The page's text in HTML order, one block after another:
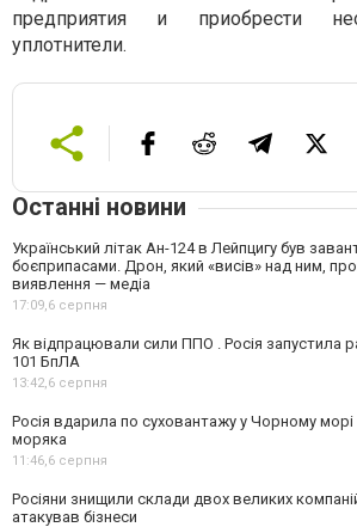
предприятия и приобрести
уплотнители.
Останні новини
Український літак Ан-124 в Лейпцигу був
боєприпасами. Дрон, який «висів» над ним,
виявлення — медіа
17:09,6 серпня
Як відпрацювали сили ППО . Росія запустила
101 БпЛА
13:42,6 серпня
Росія вдарила по суховантажу у Чорному морі
моряка
11:46,6 серпня
Росіяни знищили склади двох великих
атакував бізнеси